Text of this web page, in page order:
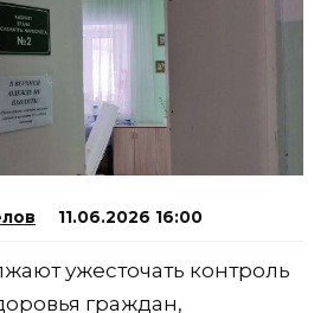
11.06.2026 16:00
ужесточать контроль
граждан,